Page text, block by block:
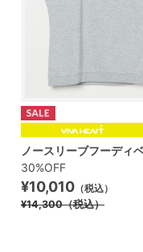
ノースリーブフーディ
30%OFF
¥10,010 （税込）
¥14,300（税込）